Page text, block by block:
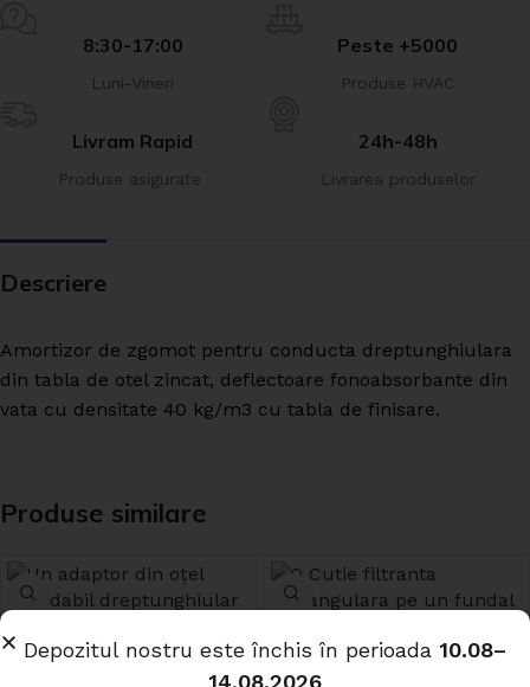
8:30-17:00
Luni-Vineri
Peste +5000
Produse HVAC
Livram Rapid
Produse asigurate
24h-48h
Livrarea produselor
Descriere
Amortizor de zgomot pentru conducta dreptunghiulara
din tabla de otel zincat, deflectoare fonoabsorbante din
vata cu densitate 40 kg/m3 cu tabla de finisare.
Produse similare
Adaptor rectangular pe
Cutie filtranta
rectangulara
Depozitul nostru este închis în perioada 10.08–
14.08.2026